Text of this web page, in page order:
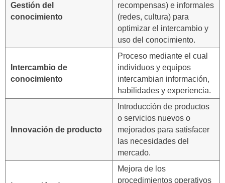
Gestión del
conocimiento
recompensas) e informales
(redes, cultura) para
optimizar el intercambio y
uso del conocimiento.
Intercambio de
conocimiento
Proceso mediante el cual
individuos y equipos
intercambian información,
habilidades y experiencia.
Innovación de producto
Introducción de productos
o servicios nuevos o
mejorados para satisfacer
las necesidades del
mercado.
Mejora de los
procedimientos operativos